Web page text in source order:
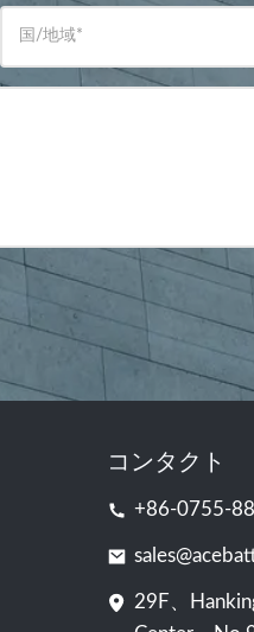
国/地域*
コンタクト
+86-0755-
29F、